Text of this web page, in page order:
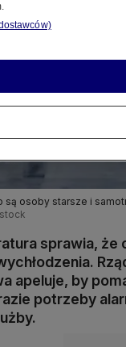
są osoby starsze i
sprawia, że
apeluje, by
potrzeby